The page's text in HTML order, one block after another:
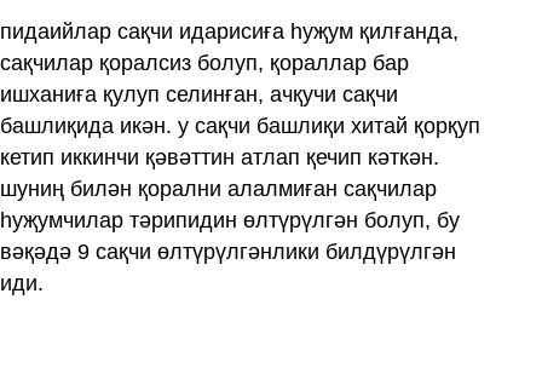
пидаийлар сақчи идарисиға һуҗум қилғанда,
сақчилар қоралсиз болуп, қораллар бар
ишханиға қулуп селинған, ачқучи сақчи
башлиқида икән. у сақчи башлиқи хитай қорқуп
кетип иккинчи қәвәттин атлап қечип кәткән.
шуниң билән қорални алалмиған сақчилар
һуҗумчилар тәрипидин өлтүрүлгән болуп, бу
вәқәдә 9 сақчи өлтүрүлгәнлики билдүрүлгән
иди.